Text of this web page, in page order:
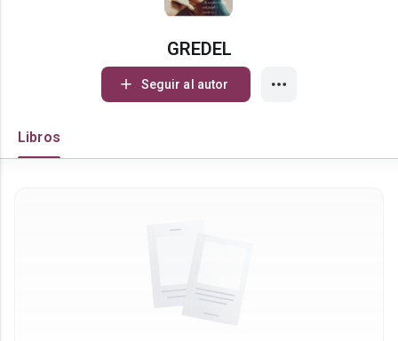
GREDEL
Seguir al autor
Libros